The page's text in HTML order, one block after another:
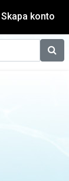
Skapa konto
Sök